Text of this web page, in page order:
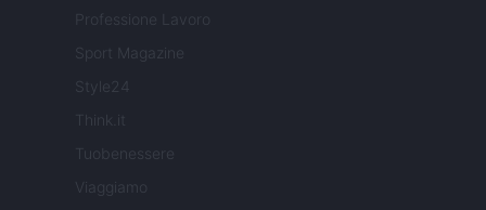
Professione Lavoro
Sport Magazine
Style24
Think.it
Tuobenessere
Viaggiamo